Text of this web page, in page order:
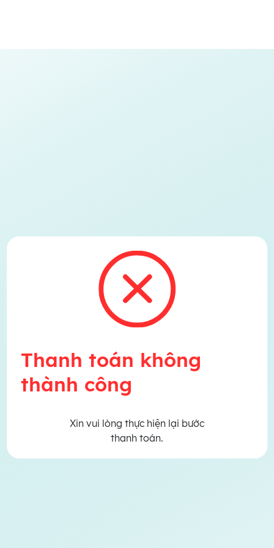
Thanh toán không
thành công
Xin vui lòng thực hiện lại bước
thanh toán.